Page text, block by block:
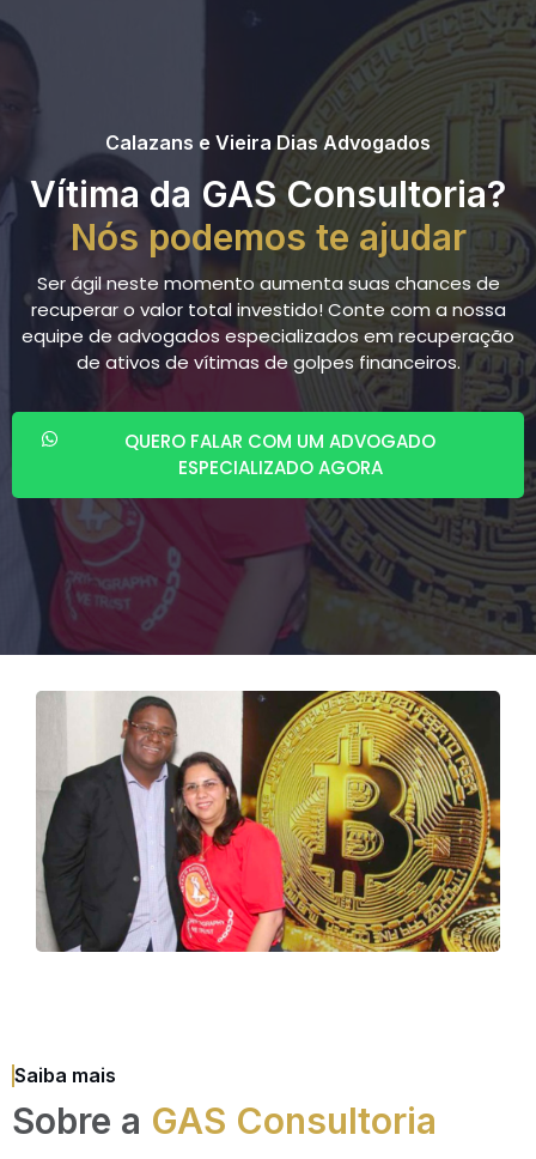
Calazans e Vieira Dias Advogados
Vítima da GAS Consultoria?
Nós podemos te ajudar
Ser ágil neste momento aumenta suas chances de
recuperar o valor total investido! Conte com a nossa
equipe de advogados especializados em recuperação
de ativos de vítimas de golpes financeiros.
QUERO FALAR COM UM ADVOGADO
ESPECIALIZADO AGORA
Saiba mais
Sobre a GAS Consultoria